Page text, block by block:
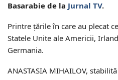
Basarabie de la Jurnal TV.
Printre țările în care au plecat
Statele Unite ale Americii,
Germania.
ANASTASIA MIHAILOV,